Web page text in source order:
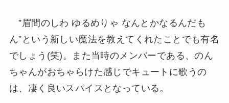
”眉間のしわ ゆるめりゃ なんとかなるんだも
ん”という新しい魔法を教えてくれたことでも有名
でしょう(笑)。また当時のメンバーである、のん
ちゃんがおちゃらけた感じでキュートに歌うの
は、凄く良いスパイスとなっている。